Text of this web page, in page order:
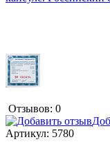
Отзывов: 0
Артикул: 5780